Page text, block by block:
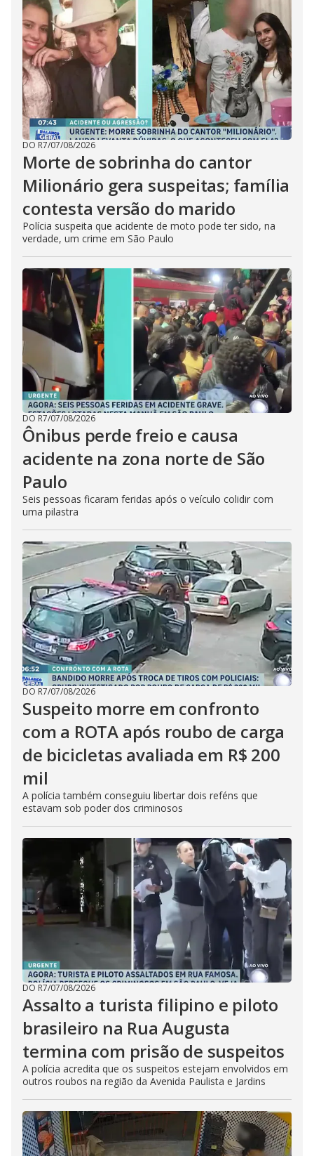
DO R7/07/08/2026
Morte de sobrinha do cantor
Milionário gera suspeitas; família
contesta versão do marido
Polícia suspeita que acidente de moto pode ter sido, na
verdade, um crime em São Paulo
DO R7/07/08/2026
Ônibus perde freio e causa
acidente na zona norte de São
Paulo
Seis pessoas ficaram feridas após o veículo colidir com
uma pilastra
DO R7/07/08/2026
Suspeito morre em confronto
com a ROTA após roubo de carga
de bicicletas avaliada em R$ 200
mil
A polícia também conseguiu libertar dois reféns que
estavam sob poder dos criminosos
DO R7/07/08/2026
Assalto a turista filipino e piloto
brasileiro na Rua Augusta
termina com prisão de suspeitos
A polícia acredita que os suspeitos estejam envolvidos em
outros roubos na região da Avenida Paulista e Jardins